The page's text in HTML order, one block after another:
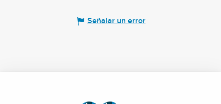
Señalar un error